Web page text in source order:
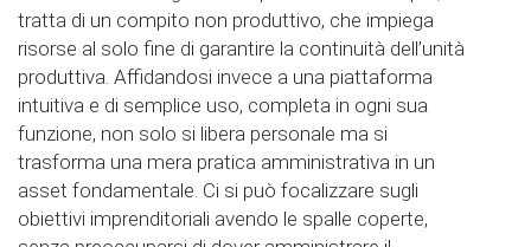
tratta di un compito non produttivo, che impiega
risorse al solo fine di garantire la continuità dell’unità
produttiva. Affidandosi invece a una piattaforma
intuitiva e di semplice uso, completa in ogni sua
funzione, non solo si libera personale ma si
trasforma una mera pratica amministrativa in un
asset fondamentale. Ci si può focalizzare sugli
obiettivi imprenditoriali avendo le spalle coperte,